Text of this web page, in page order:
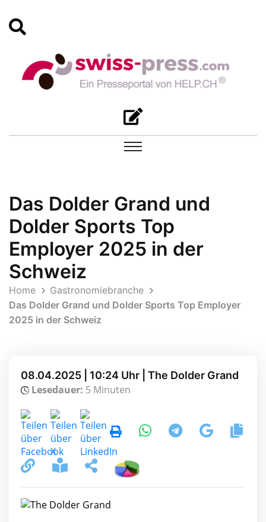
Das Dolder Grand und
Dolder Sports Top
Employer 2025 in der
Schweiz
Home
Gastronomiebranche
Das Dolder Grand und Dolder Sports Top Employer
2025 in der Schweiz
08.04.2025 | 10:24 Uhr | The Dolder Grand
Lesedauer: 5 Minuten